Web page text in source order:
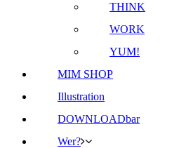
THINK
WORK
YUM!
MIM SHOP
Illustration
DOWNLOADbar
Wer?